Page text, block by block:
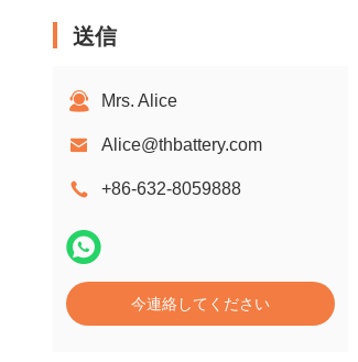
送信
Mrs. Alice
Alice@thbattery.com
+86-632-8059888
今連絡してください